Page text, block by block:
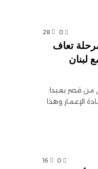
0
28
تعاف
لبنان
من قصر بعبدا:
الإعمار وهذا
0
16